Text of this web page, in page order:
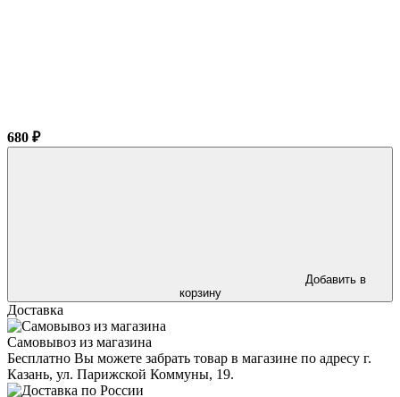
680 ₽
Добавить в
корзину
Доставка
Самовывоз из магазина
Бесплатно Вы можете забрать товар в магазине по адресу г.
Казань, ул. Парижской Коммуны, 19.